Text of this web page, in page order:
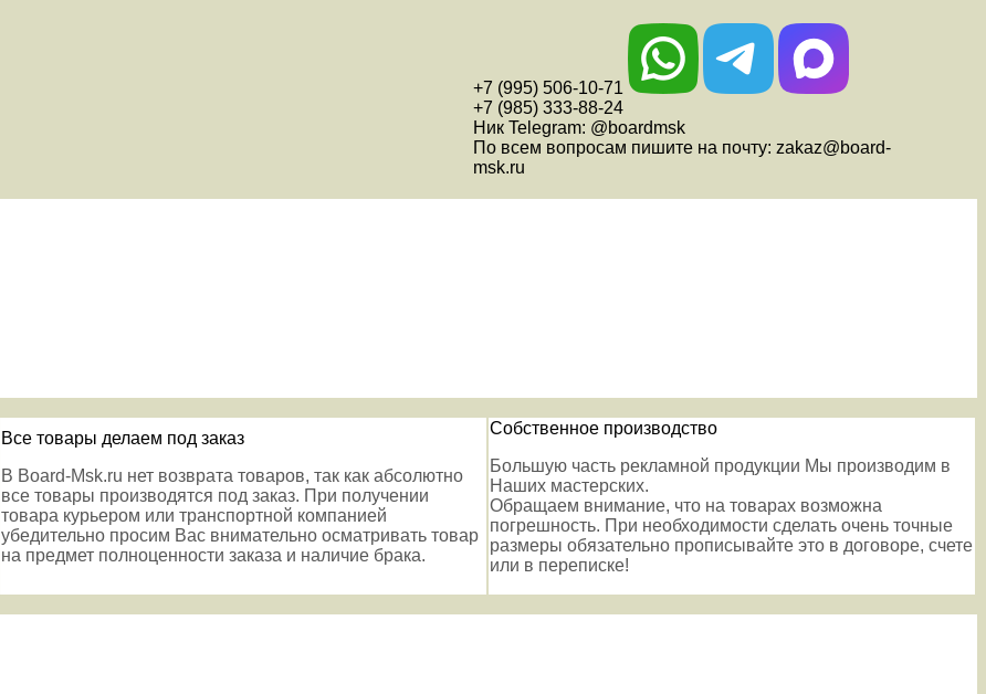
+7 (995) 506-10-71
+7 (985) 333-88-24
Ник Telegram: @boardmsk
По всем вопросам пишите на почту: zakaz@board-
msk.ru
Все товары делаем под заказ
В Board-Msk.ru нет возврата товаров, так как абсолютно
все товары производятся под заказ. При получении
товара курьером или транспортной компанией
убедительно просим Вас внимательно осматривать товар
на предмет полноценности заказа и наличие брака.
Собственное производство
Большую часть рекламной продукции Мы производим в
Наших мастерских.
Обращаем внимание, что на товарах возможна
погрешность. При необходимости сделать очень точные
размеры обязательно прописывайте это в договоре, счете
или в переписке!